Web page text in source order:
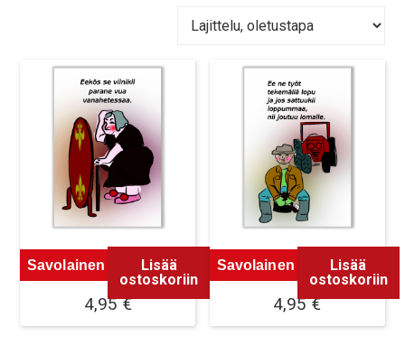
Savolainen Magneetti 1
4,95€
Lisää
ostoskoriin
Savolainen Magneetti 2
4,95€
Lisää
ostoskoriin